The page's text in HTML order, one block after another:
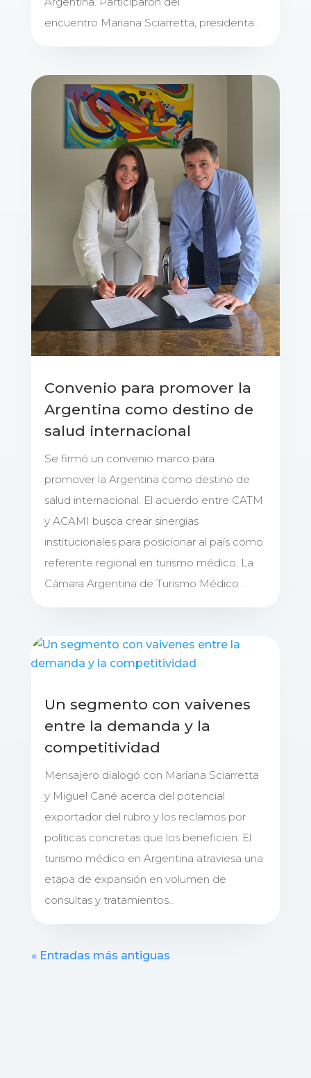
encuentro Mariana Sciarretta, presidenta...
Convenio para promover la
Argentina como destino de
salud internacional
Se firmó un convenio marco para
promover la Argentina como destino de
salud internacional. El acuerdo entre CATM
y ACAMI busca crear sinergias
institucionales para posicionar al país como
referente regional en turismo médico. La
Cámara Argentina de Turismo Médico...
Un segmento con vaivenes
entre la demanda y la
competitividad
Mensajero dialogó con Mariana Sciarretta
y Miguel Cané acerca del potencial
exportador del rubro y los reclamos por
políticas concretas que los beneficien. El
turismo médico en Argentina atraviesa una
etapa de expansión en volumen de
consultas y tratamientos...
« Entradas más antiguas